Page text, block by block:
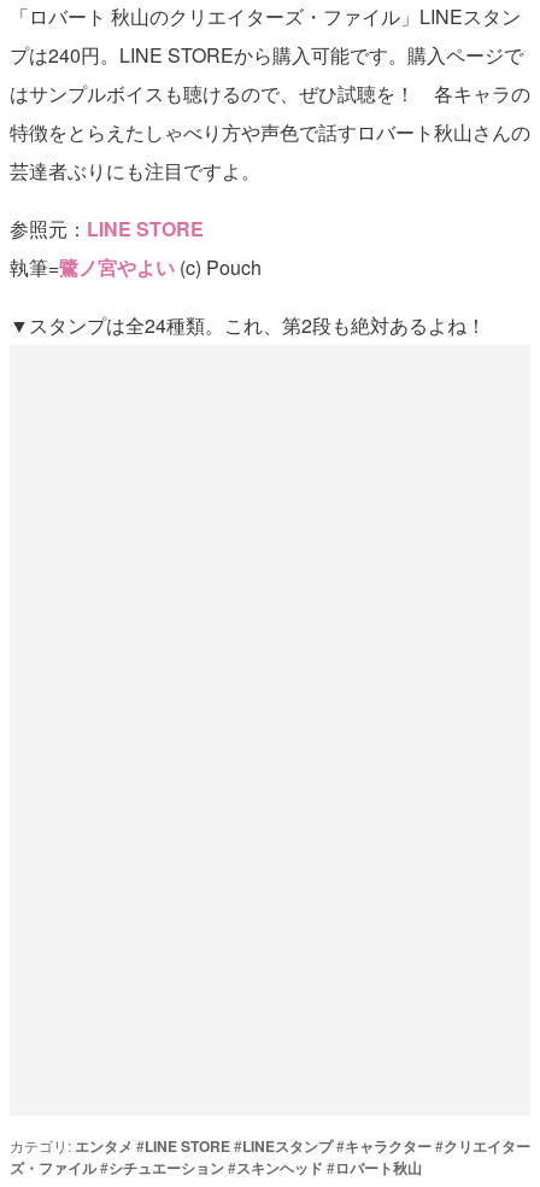
「ロバート 秋山のクリエイターズ・ファイル」LINEスタン
プは240円。LINE STOREから購入可能です。購入ページで
はサンプルボイスも聴けるので、ぜひ試聴を！ 各キャラの
特徴をとらえたしゃべり方や声色で話すロバート秋山さんの
芸達者ぶりにも注目ですよ。
参照元： LINE STORE
執筆=鷺ノ宮やよい(c) Pouch
▼スタンプは全24種類。これ、第2段も絶対あるよね！
カテゴリ: エンタメ #LINE STORE#LINEスタンプ#キャラクター#クリエイター
ズ・ファイル#シチュエーション#スキンヘッド #ロバート秋山